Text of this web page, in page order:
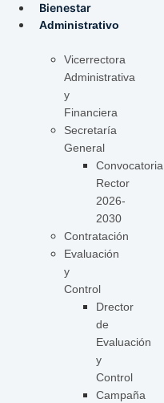
Bienestar
Administrativo
Vicerrectora
Administrativa
y
Financiera
Secretaría
General
Convocatoria
Rector
2026-
2030
Contratación
Evaluación
y
Control
Drector
de
Evaluación
y
Control
Campaña